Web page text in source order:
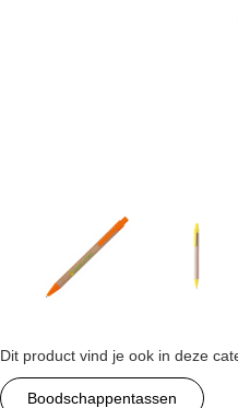
Dit product vind je ook in deze
Boodschappentassen